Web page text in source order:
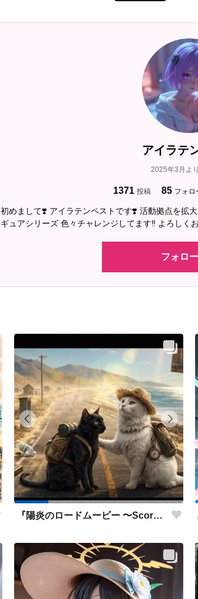
アイラテ
2025年3月よ
1371 投稿 85 フォロ
初めまして❣️ アイラテンペストです❣️ 活動拠点を拡
ギュアシリーズ 色々チャレンジしてます‼️ よろしく
フォロ
『陽炎のロードムービー 〜Scorching and Mirage〜』